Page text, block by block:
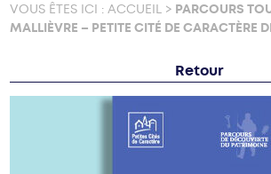
VOUS ÊTES ICI :ACCUEIL > PARCOURS
MALLIÈVRE – PETITE CITÉ DE CARACTÈRE
Retour